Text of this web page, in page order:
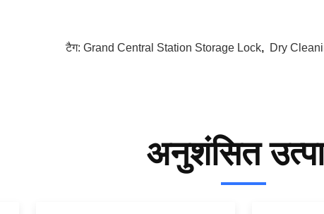
टैग: Grand Central Station Storage Lock, Dry
अनुशंसित